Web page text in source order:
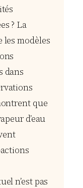
? La
les modèles
dans
que
d’eau
n’est pas